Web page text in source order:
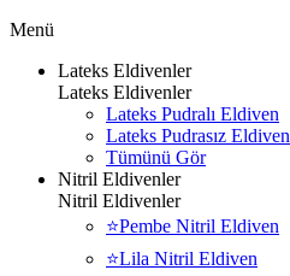
Menü
Lateks Eldivenler
Lateks Eldivenler
Lateks Pudralı Eldiven
Lateks Pudrasız Eldiven
Tümünü Gör
Nitril Eldivenler
Nitril Eldivenler
⭐Pembe Nitril Eldiven
⭐Lila Nitril Eldiven